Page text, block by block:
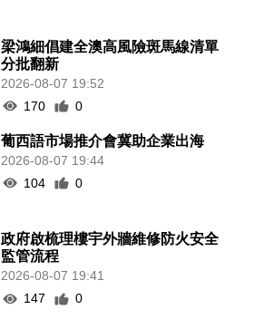
梁鴻細倡建全澳高風險斑馬線清單
分批翻新
2026-08-07 19:52
170
0
葡西語市場推介會冀助企業出海
2026-08-07 19:44
104
0
政府啟梳理樓宇外牆維修防火安全
監管流程
2026-08-07 19:41
147
0